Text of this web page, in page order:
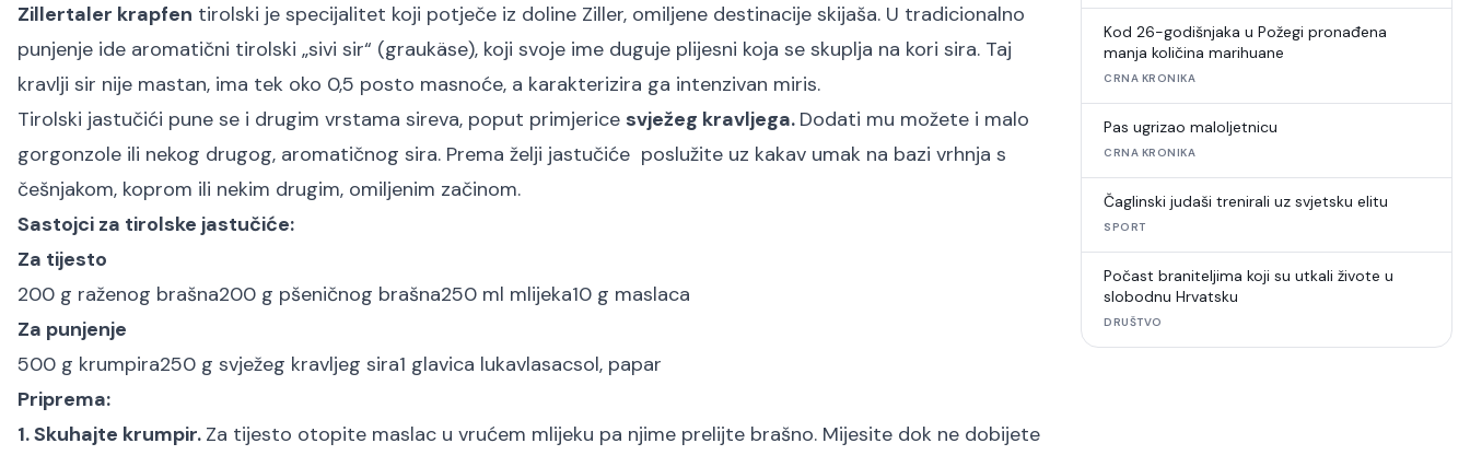
Zillertaler krapfen tirolski je specijalitet koji potječe iz doline Ziller, omiljene destinacije skijaša. U tradicionalno
punjenje ide aromatični tirolski „sivi sir“ (graukäse), koji svoje ime duguje plijesni koja se skuplja na kori sira. Taj
kravlji sir nije mastan, ima tek oko 0,5 posto masnoće, a karakterizira ga intenzivan miris.
Tirolski jastučići pune se i drugim vrstama sireva, poput primjerice svježeg kravljega. Dodati mu možete i malo
gorgonzole ili nekog drugog, aromatičnog sira. Prema želji jastučiće poslužite uz kakav umak na bazi vrhnja s
češnjakom, koprom ili nekim drugim, omiljenim začinom.
Sastojci za tirolske jastučiće:
Za tijesto
200 g raženog brašna200 g pšeničnog brašna250 ml mlijeka10 g maslaca
Za punjenje
500 g krumpira250 g svježeg kravljeg sira1 glavica lukavlasacsol, papar
Priprema:
1. Skuhajte krumpir. Za tijesto otopite maslac u vrućem mlijeku pa njime prelijte brašno. Mijesite dok ne dobijete
Kod 26-godišnjaka u Požegi pronađena
manja količina marihuane
CRNA KRONIKA
Pas ugrizao maloljetnicu
CRNA KRONIKA
Čaglinski judaši trenirali uz svjetsku elitu
SPORT
Počast braniteljima koji su utkali živote u
slobodnu Hrvatsku
DRUŠTVO